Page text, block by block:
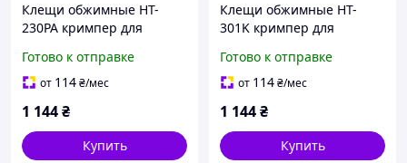
Клещи обжимные HT-
230PA кримпер для
разъемов на кабель RG
55 58 5 6 21 142 143 210
Готово к отправке
от 114₴/мес
1 144₴
Купить
Клещи обжимные HT-
301K кримпер для
разъемов на кабель RG-8
11 149 165 213 214 174
Готово к отправке
от 114₴/мес
1 144₴
Купить